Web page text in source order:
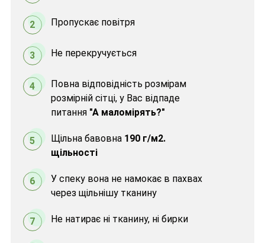
2 Пропускає повітря
3 Не перекручується
4
Повна відповідність розмірам
розмірній сітці, у Вас відпаде
питання "А маломірять?"
5 Щільна бавовна 190 г/м2.
щільності
6
У спеку вона не намокає в пахвах
через щільнішу тканину
7 Не натирає ні тканину, ні бирки